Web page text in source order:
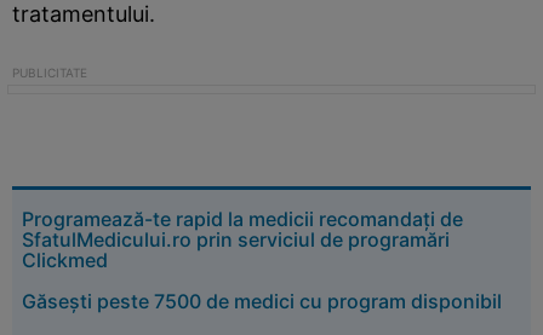
tratamentului.
Programează-te rapid la medicii recomandați de
SfatulMedicului.ro prin serviciul de programări
Clickmed
Găsești peste 7500 de medici cu program disponibil